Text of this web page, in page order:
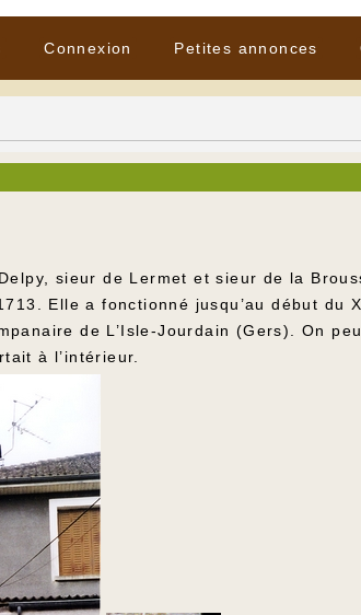
Connexion Petites annonces
sieur de Lermet et sieur de la
Elle a fonctionné jusqu’au début du
de L’Isle-Jourdain (Gers). On
à l’intérieur.